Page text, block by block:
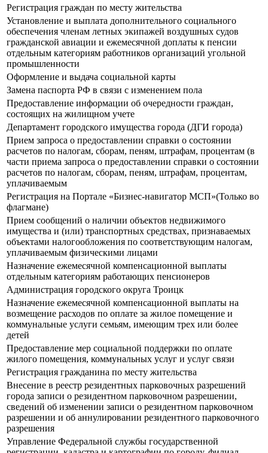
Регистрация граждан по месту жительства
Установление и выплата дополнительного социального
обеспечения членам летных экипажей воздушных судов
гражданской авиации и ежемесячной доплаты к пенсии
отдельным категориям работников организаций угольной
промышленности
Оформление и выдача социальной карты
Замена паспорта РФ в связи с изменением пола
Предоставление информации об очередности граждан,
состоящих на жилищном учете
Департамент городского имущества города (ДГИ города)
Прием запроса о предоставлении справки о состоянии
расчетов по налогам, сборам, пеням, штрафам, процентам (в
части приема запроса о предоставлении справки о состоянии
расчетов по налогам, сборам, пеням, штрафам, процентам,
уплачиваемым
Регистрация на Портале «Бизнес-навигатор МСП»(Только во
флагмане)
Прием сообщений о наличии объектов недвижимого
имущества и (или) транспортных средствах, признаваемых
объектами налогообложения по соответствующим налогам,
уплачиваемым физическими лицами
Назначение ежемесячной компенсационной выплаты
отдельным категориям работающих пенсионеров
Администрация городского округа Троицк
Назначение ежемесячной компенсационной выплаты на
возмещение расходов по оплате за жилое помещение и
коммунальные услуги семьям, имеющим трех или более
детей
Предоставление мер социальной поддержки по оплате
жилого помещения, коммунальных услуг и услуг связи
Регистрация гражданина по месту жительства
Внесение в реестр резидентных парковочных разрешений
города записи о резидентном парковочном разрешении,
сведений об изменении записи о резидентном парковочном
разрешении и об аннулировании резидентного парковочного
разрешения
Управление Федеральной службы государственной